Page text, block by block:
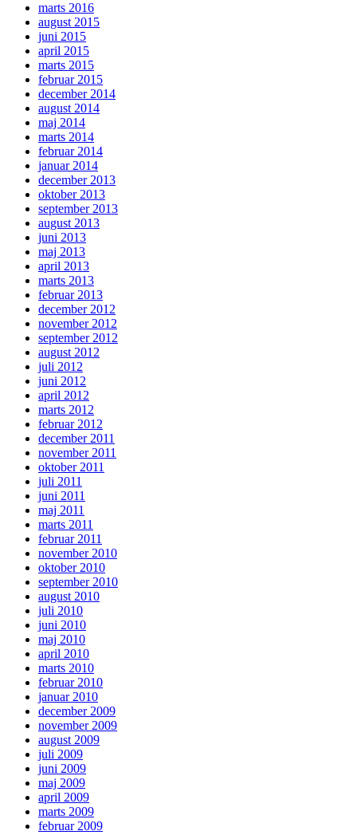
marts 2016
august 2015
juni 2015
april 2015
marts 2015
februar 2015
december 2014
august 2014
maj 2014
marts 2014
februar 2014
januar 2014
december 2013
oktober 2013
september 2013
august 2013
juni 2013
maj 2013
april 2013
marts 2013
februar 2013
december 2012
november 2012
september 2012
august 2012
juli 2012
juni 2012
april 2012
marts 2012
februar 2012
december 2011
november 2011
oktober 2011
juli 2011
juni 2011
maj 2011
marts 2011
februar 2011
november 2010
oktober 2010
september 2010
august 2010
juli 2010
juni 2010
maj 2010
april 2010
marts 2010
februar 2010
januar 2010
december 2009
november 2009
august 2009
juli 2009
juni 2009
maj 2009
april 2009
marts 2009
februar 2009